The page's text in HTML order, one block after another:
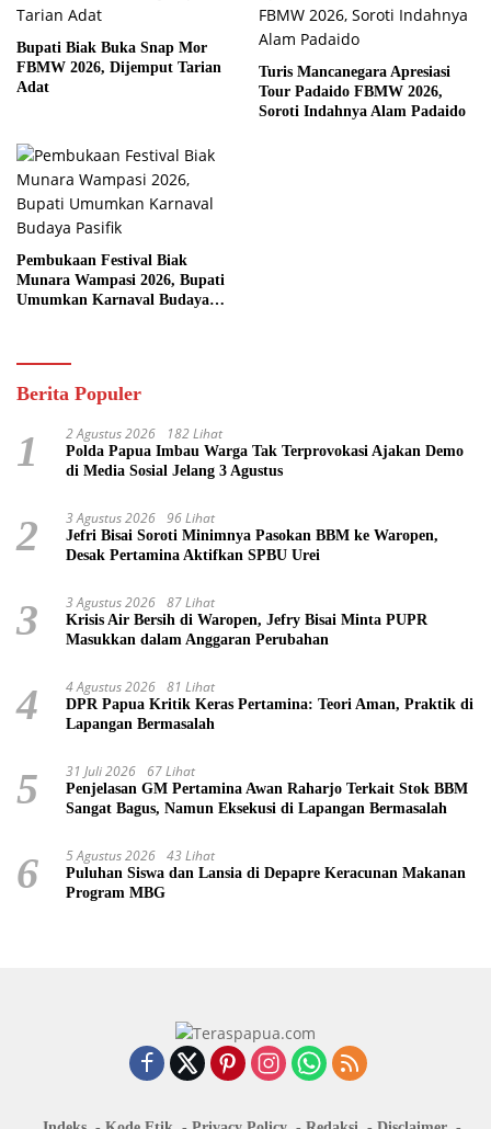
Bupati Biak Buka Snap Mor
FBMW 2026, Dijemput Tarian
Adat
Turis Mancanegara Apresiasi
Tour Padaido FBMW 2026,
Soroti Indahnya Alam Padaido
Pembukaan Festival Biak
Munara Wampasi 2026, Bupati
Umumkan Karnaval Budaya
Berita Populer
1 2 Agustus 2026 182 Lihat
Polda Papua Imbau Warga Tak Terprovokasi Ajakan Demo
di Media Sosial Jelang 3 Agustus
2 3 Agustus 2026 96 Lihat
Jefri Bisai Soroti Minimnya Pasokan BBM ke Waropen,
Desak Pertamina Aktifkan SPBU Urei
3 3 Agustus 2026 87 Lihat
Krisis Air Bersih di Waropen, Jefry Bisai Minta PUPR
Masukkan dalam Anggaran Perubahan
4 4 Agustus 2026 81 Lihat
DPR Papua Kritik Keras Pertamina: Teori Aman, Praktik di
Lapangan Bermasalah
5 31 Juli 2026 67 Lihat
Penjelasan GM Pertamina Awan Raharjo Terkait Stok BBM
Sangat Bagus, Namun Eksekusi di Lapangan Bermasalah
6 5 Agustus 2026 43 Lihat
Puluhan Siswa dan Lansia di Depapre Keracunan Makanan
Program MBG